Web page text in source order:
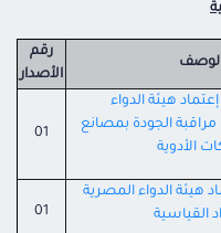
رقم
الأصدار
هيئة الدواء
الجودة بمصانع
الأدوية
01
هيئة الدواء المصرية
القياسية
01